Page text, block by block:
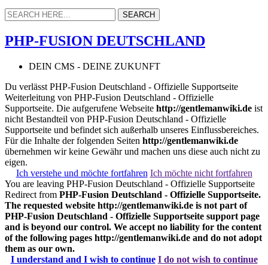
PHP-FUSION DEUTSCHLAND
DEIN CMS - DEINE ZUKUNFT
Du verlässt PHP-Fusion Deutschland - Offizielle Supportseite
Weiterleitung von PHP-Fusion Deutschland - Offizielle
Supportseite. Die aufgerufene Webseite http://gentlemanwiki.de ist
nicht Bestandteil von PHP-Fusion Deutschland - Offizielle
Supportseite und befindet sich außerhalb unseres Einflussbereiches.
Für die Inhalte der folgenden Seiten http://gentlemanwiki.de
übernehmen wir keine Gewähr und machen uns diese auch nicht zu
eigen.
Ich verstehe und möchte fortfahren Ich möchte nicht fortfahren
You are leaving PHP-Fusion Deutschland - Offizielle Supportseite
Redirect from PHP-Fusion Deutschland - Offizielle Supportseite.
The requested website http://gentlemanwiki.de is not part of
PHP-Fusion Deutschland - Offizielle Supportseite support page
and is beyond our control. We accept no liability for the content
of the following pages http://gentlemanwiki.de and do not adopt
them as our own.
I understand and I wish to continue I do not wish to continue